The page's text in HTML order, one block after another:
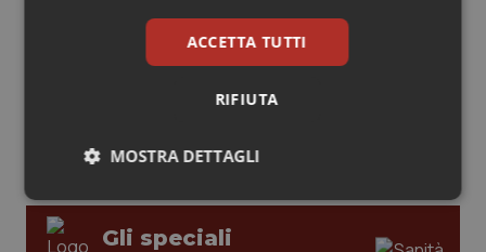
Sicilia
Toscana
Malattia di Crohn & Rettocolite Ulcerosa
Neuroscienze & patologie neurodegenerative
Obesità
uso protetto
Gli speciali
ACCETTA TUTTI
RIFIUTA
MOSTRA DETTAGLI
Necessari Statistici Marketing